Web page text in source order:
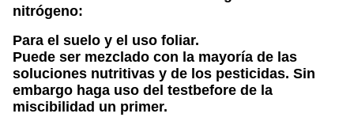
nitrógeno:
Para el suelo y el uso foliar.
Puede ser mezclado con la mayoría de las
soluciones nutritivas y de los pesticidas. Sin
embargo haga uso del testbefore de la
miscibilidad un primer.